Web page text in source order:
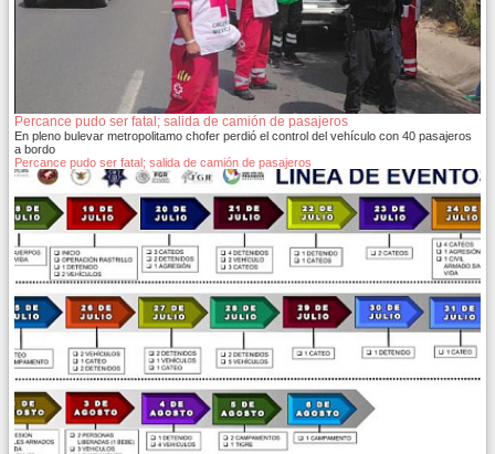
Percance pudo ser fatal; salida de camión de pasajeros
En pleno bulevar metropolitamo chofer perdió el control del vehículo con 40 pasajeros
a bordo
Percance pudo ser fatal; salida de camión de pasajeros